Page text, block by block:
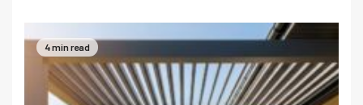
4 min read